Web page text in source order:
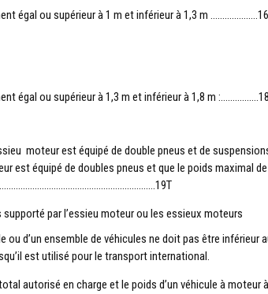
égal ou supérieur à 1 m et inférieur à 1,3 m
égal ou supérieur à 1,3 m et inférieur à 1,8 m
moteur est équipé de double pneus et de
est équipé de doubles pneus et que le poids maximal
supporté par l’essieu moteur ou les essieux moteurs
ou d’un ensemble de véhicules ne doit pas être
est utilisé pour le transport international.
autorisé en charge et le poids d’un véhicule à